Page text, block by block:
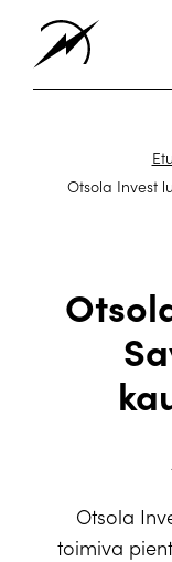
Otsola Invest
Otsola
toimiva